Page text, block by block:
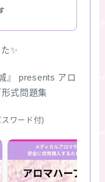
✨
』 presents アロ
式問題集
ワード付)